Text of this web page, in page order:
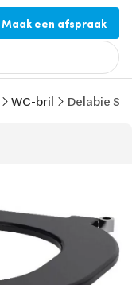
Maak een afspraak
WC-bril Delabie